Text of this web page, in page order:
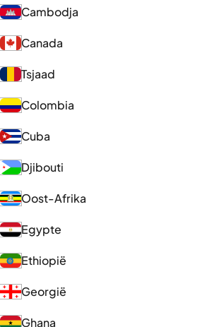
Cambodja
Canada
Tsjaad
Colombia
Cuba
Djibouti
Oost-Afrika
Egypte
Ethiopië
Georgië
Ghana